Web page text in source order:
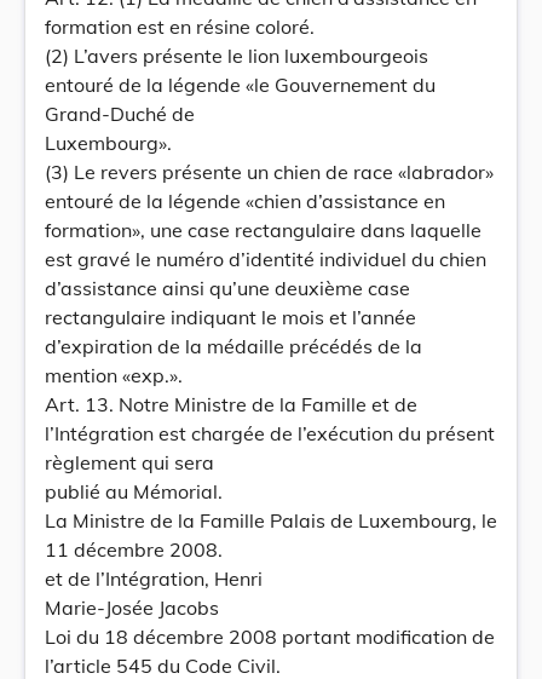
formation est en résine coloré.
(2) L’avers présente le lion luxembourgeois
entouré de la légende «le Gouvernement du
Grand-Duché de
Luxembourg».
(3) Le revers présente un chien de race «labrador»
entouré de la légende «chien d’assistance en
formation», une case rectangulaire dans laquelle
est gravé le numéro d’identité individuel du chien
d’assistance ainsi qu’une deuxième case
rectangulaire indiquant le mois et l’année
d’expiration de la médaille précédés de la
mention «exp.».
Art. 13. Notre Ministre de la Famille et de
l’Intégration est chargée de l’exécution du présent
règlement qui sera
publié au Mémorial.
La Ministre de la Famille Palais de Luxembourg, le
11 décembre 2008.
et de l’Intégration, Henri
Marie-Josée Jacobs
Loi du 18 décembre 2008 portant modification de
l’article 545 du Code Civil.